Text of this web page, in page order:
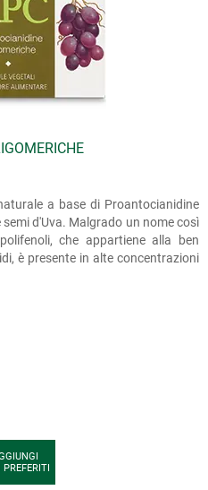
a base di Proantocianidine
d'Uva. Malgrado un nome così
che appartiene alla ben
è presente in alte concentrazioni
PREFERITI